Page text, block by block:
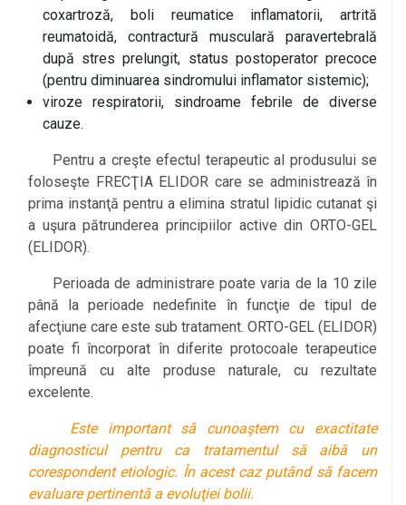
coxartroză, boli reumatice inflamatorii, artrită
reumatoidă, contractură musculară paravertebrală
după stres prelungit, status postoperator precoce
(pentru diminuarea sindromului inflamator sistemic);
viroze respiratorii, sindroame febrile de diverse
cauze.
Pentru a creşte efectul terapeutic al produsului se
foloseşte FRECŢIA ELIDOR care se administrează în
prima instanţă pentru a elimina stratul lipidic cutanat şi
a uşura pătrunderea principiilor active din ORTO-GEL
(ELIDOR).
Perioada de administrare poate varia de la 10 zile
până la perioade nedefinite în funcţie de tipul de
afecţiune care este sub tratament. ORTO-GEL (ELIDOR)
poate fi încorporat în diferite protocoale terapeutice
împreună cu alte produse naturale, cu rezultate
excelente.
Este important să cunoaştem cu exactitate
diagnosticul pentru ca tratamentul să aibă un
corespondent etiologic. În acest caz putând să facem
evaluare pertinentă a evoluţiei bolii.